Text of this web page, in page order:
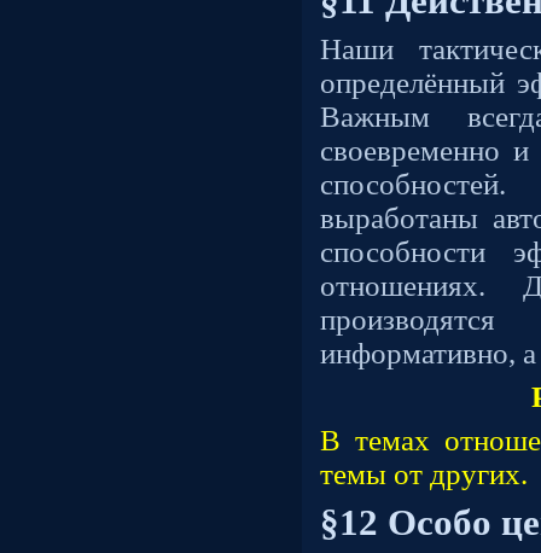
Наши
определённый
Важным
своевременно
выработаны
способности
отношениях.
информативно,
В темах
темы от других.
§12 Особо